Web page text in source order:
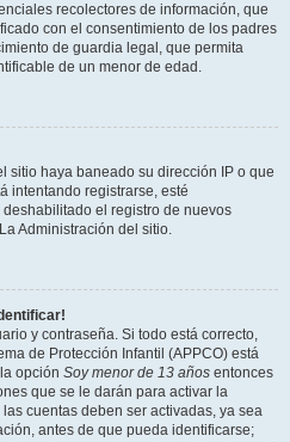
recolectores de información, que
con el consentimiento de los padres
de guardia legal, que permita
de un menor de edad.
sitio haya baneado su dirección IP o que
intentando registrarse, esté
el registro de nuevos
Administración del sitio.
y contraseña. Si todo está correcto,
de Protección Infantil (APPCO) está
opción Soy menor de 13 años entonces
que se le darán para activar la
cuentas deben ser activadas, ya sea
antes de que pueda identificarse;